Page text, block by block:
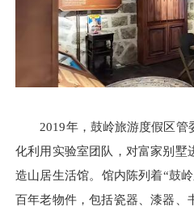
2019年，鼓岭旅游度假区
化利用实验室团队，对富家别墅
造山居生活馆。馆内陈列着“鼓
百年老物件，包括瓷器、漆器、